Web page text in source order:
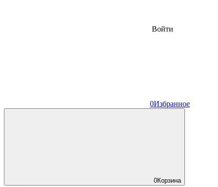
Войти
0Избранное
0Корзина